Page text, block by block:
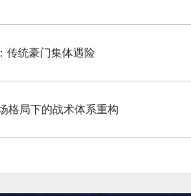
传统豪门集体遇险
格局下的战术体系重构